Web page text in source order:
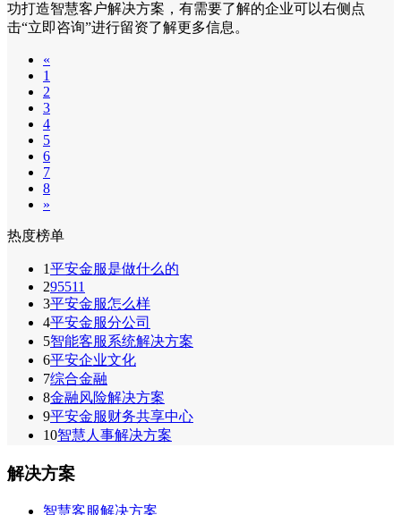
功打造智慧客户解决方案，有需要了解的企业可以右侧点
击“立即咨询”进行留资了解更多信息。
«
1
2
3
4
5
6
7
8
»
热度榜单
1平安金服是做什么的
295511
3平安金服怎么样
4平安金服分公司
5智能客服系统解决方案
6平安企业文化
7综合金融
8金融风险解决方案
9平安金服财务共享中心
10智慧人事解决方案
解决方案
智慧客服解决方案